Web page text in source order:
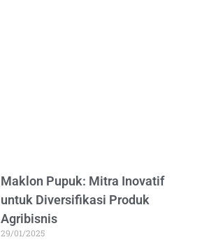
Maklon Pupuk: Mitra Inovatif
untuk Diversifikasi Produk
Agribisnis
29/01/2025